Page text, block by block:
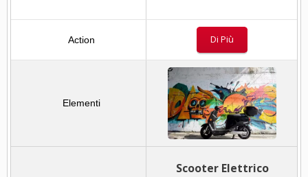
Di Più
Scooter Elettrico